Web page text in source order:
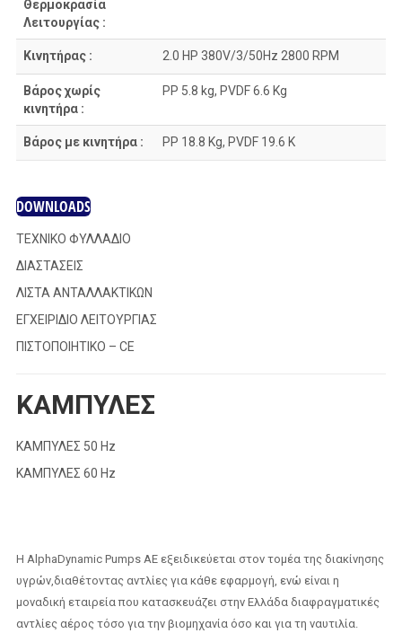
Θερμοκρασία
Λειτουργίας :
Κινητήρας : 2.0 HP 380V/3/50Hz 2800 RPM
Βάρος χωρίς
κινητήρα :
PP 5.8 kg, PVDF 6.6 Kg
Βάρος με κινητήρα : PP 18.8 Kg, PVDF 19.6 K
DOWNLOADS
ΤΕΧΝΙΚΟ ΦΥΛΛΑΔΙΟ
ΔΙΑΣΤΑΣΕΙΣ
ΛΙΣΤΑ ΑΝΤΑΛΛΑΚΤΙΚΩΝ
ΕΓΧΕΙΡΙΔΙΟ ΛΕΙΤΟΥΡΓΙΑΣ
ΠΙΣΤΟΠΟΙΗΤΙΚΟ – CE
ΚΑΜΠΥΛΕΣ
ΚΑΜΠΥΛΕΣ 50 Hz
ΚΑΜΠΥΛΕΣ 60 Hz
H AlphaDynamic Pumps AE εξειδικεύεται στον τομέα της διακίνησης
υγρών,διαθέτοντας αντλίες για κάθε εφαρμογή, ενώ είναι η
μοναδική εταιρεία που κατασκευάζει στην Ελλάδα διαφραγματικές
αντλίες αέρος τόσο για την βιομηχανία όσο και για τη ναυτιλία.